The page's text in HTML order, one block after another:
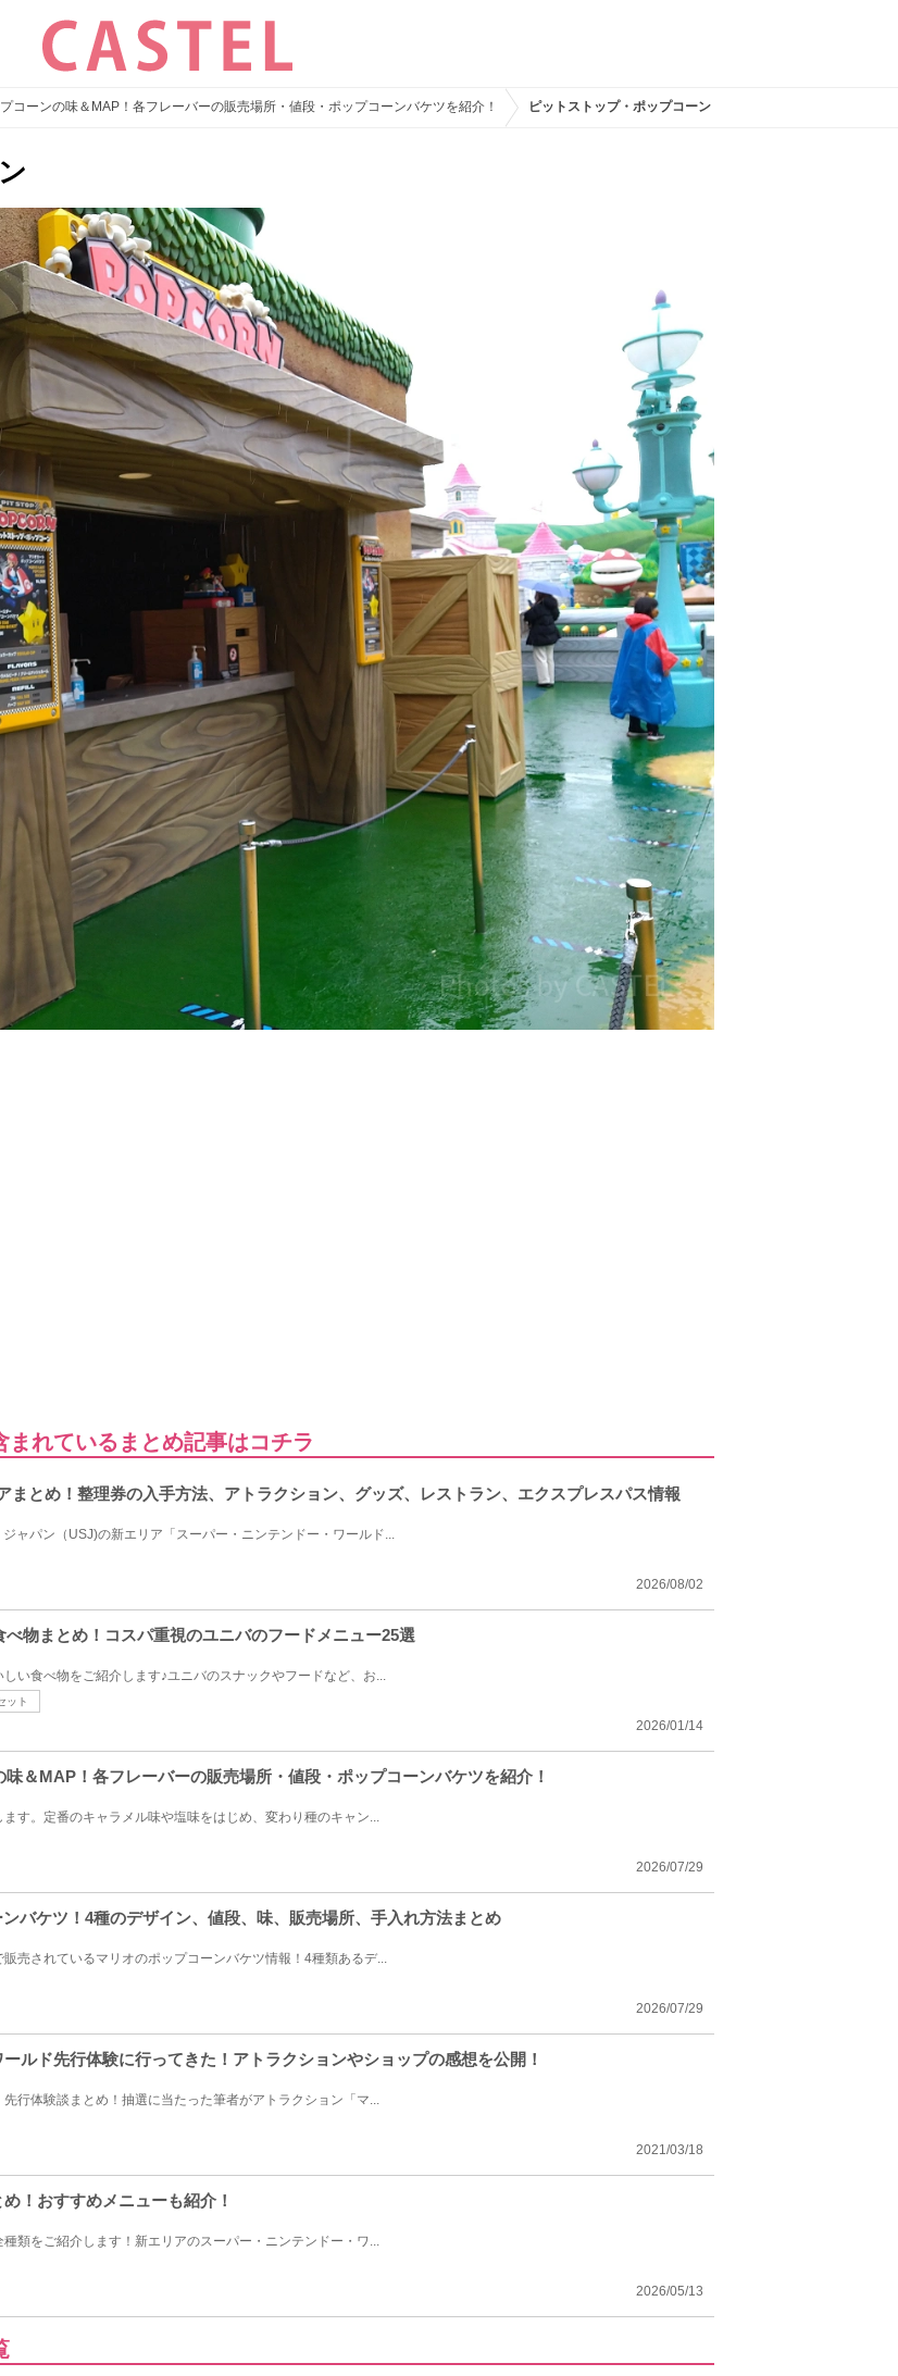
コーンの味＆MAP！各フレーバーの販売場所・値段・ポップコーンバケツを紹介！ ピットストップ・ポップコーン
まれているまとめ記事はコチラ
まとめ！整理券の入手方法、アトラクション、グッズ、レストラン、エクスプレスパス情報
ャパン（USJ)の新エリア「スーパー・ニンテンドー・ワールド...
2026/08/02
べ物まとめ！コスパ重視のユニバのフードメニュー25選
い食べ物をご紹介します♪ユニバのスナックやフードなど、お...
ット
2026/01/14
味＆MAP！各フレーバーの販売場所・値段・ポップコーンバケツを紹介！
す。定番のキャラメル味や塩味をはじめ、変わり種のキャン...
2026/07/29
バケツ！4種のデザイン、値段、味、販売場所、手入れ方法まとめ
売されているマリオのポップコーンバケツ情報！4種類あるデ...
2026/07/29
ルド先行体験に行ってきた！アトラクションやショップの感想を公開！
行体験談まとめ！抽選に当たった筆者がアトラクション「マ...
2021/03/18
！おすすめメニューも紹介！
類をご紹介します！新エリアのスーパー・ニンテンドー・ワ...
2026/05/13